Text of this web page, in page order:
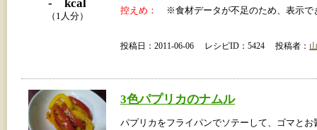
- kcal
（1人分）
控えめ： ※食材データが不足のため、表示で
投稿日：2011-06-06 レシピID：5424 投稿者：
3色パプリカのナムル
パプリカをフライパンでソテーして、ゴマとお